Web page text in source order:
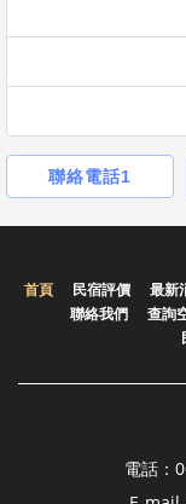
聯絡電話1
首頁 民宿評價 最新
聯絡我們
查詢
電話：